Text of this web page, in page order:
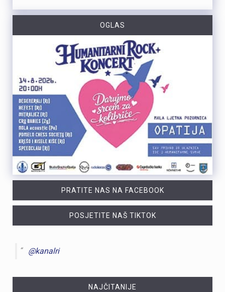
OGLAS
PRATITE NAS NA FACEBOOK
POSJETITE NAŠ TIKTOK
@kanalri
NAJČITANIJE